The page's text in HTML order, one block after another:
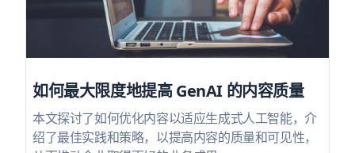
如何最大限度地提高 GenAI 的内容质量
本文探讨了如何优化内容以适应生成式人工智能，介
绍了最佳实践和策略，以提高内容的质量和可见性，